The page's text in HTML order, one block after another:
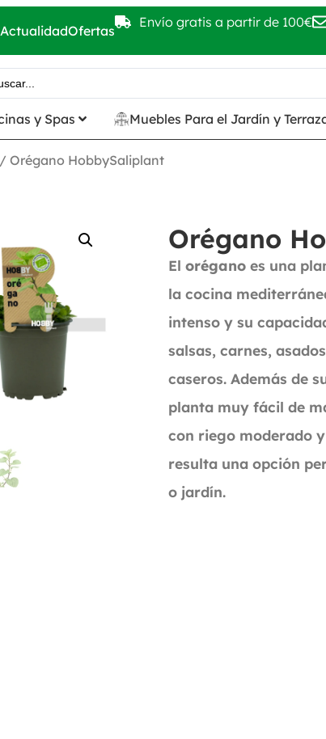
ActualidadOfertas
Envío gratis a partir de 100€
y Spas Muebles Para el Jardín y
/ Orégano HobbySaliplant
Orégano
Elorégano es una
la cocina
intenso y su
salsas, carnes,
caseros. Además de
planta muy fácil de
con riego moderado
resulta una opción
o jardín.